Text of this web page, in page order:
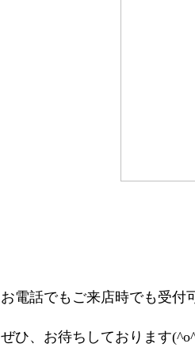
お電話でもご来店時でも受付
ぜひ、お待ちしております